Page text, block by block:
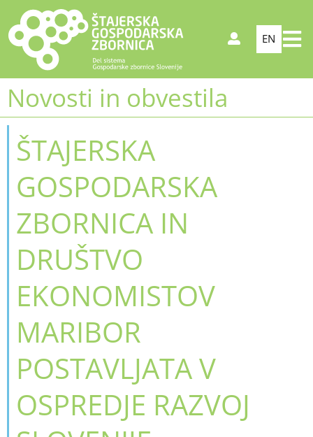
EN
Novosti in obvestila
ŠTAJERSKA
GOSPODARSKA
ZBORNICA IN
DRUŠTVO
EKONOMISTOV
MARIBOR
POSTAVLJATA V
OSPREDJE RAZVOJ